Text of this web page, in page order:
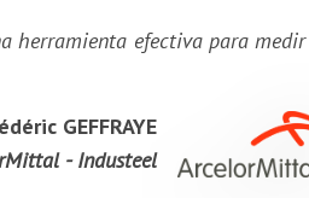
herramienta efectiva para
GEFFRAYE
- Industeel